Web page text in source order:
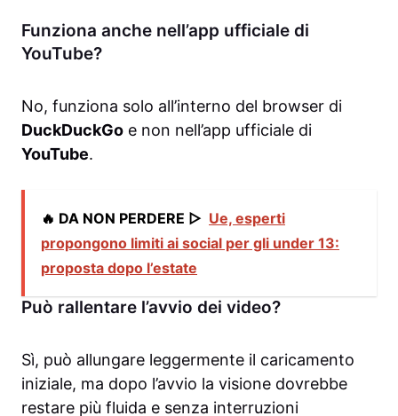
Funziona anche nell’app ufficiale di
YouTube?
No, funziona solo all’interno del browser di
DuckDuckGo e non nell’app ufficiale di
YouTube.
🔥 DA NON PERDERE ▷ Ue, esperti
propongono limiti ai social per gli under 13:
proposta dopo l’estate
Può rallentare l’avvio dei video?
Sì, può allungare leggermente il caricamento
iniziale, ma dopo l’avvio la visione dovrebbe
restare più fluida e senza interruzioni